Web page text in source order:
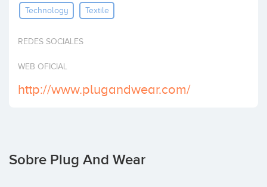
Invertir
Technology Textile
REDES SOCIALES
WEB OFICIAL
http://www.plugandwear.com/
Sobre Plug And Wear